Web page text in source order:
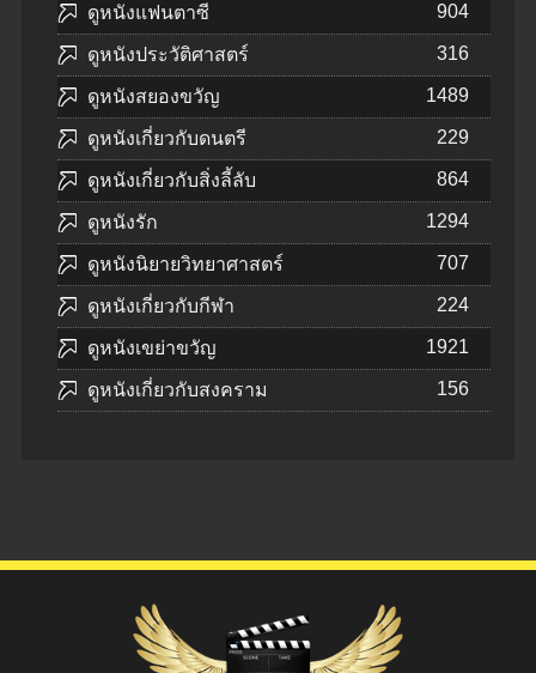
ดูหนังแฟนตาซี 904
ดูหนังประวัติศาสตร์ 316
ดูหนังสยองขวัญ 1489
ดูหนังเกี่ยวกับดนตรี 229
ดูหนังเกี่ยวกับสิ่งลี้ลับ 864
ดูหนังรัก 1294
ดูหนังนิยายวิทยาศาสตร์ 707
ดูหนังเกี่ยวกับกีฬา 224
ดูหนังเขย่าขวัญ 1921
ดูหนังเกี่ยวกับสงคราม 156